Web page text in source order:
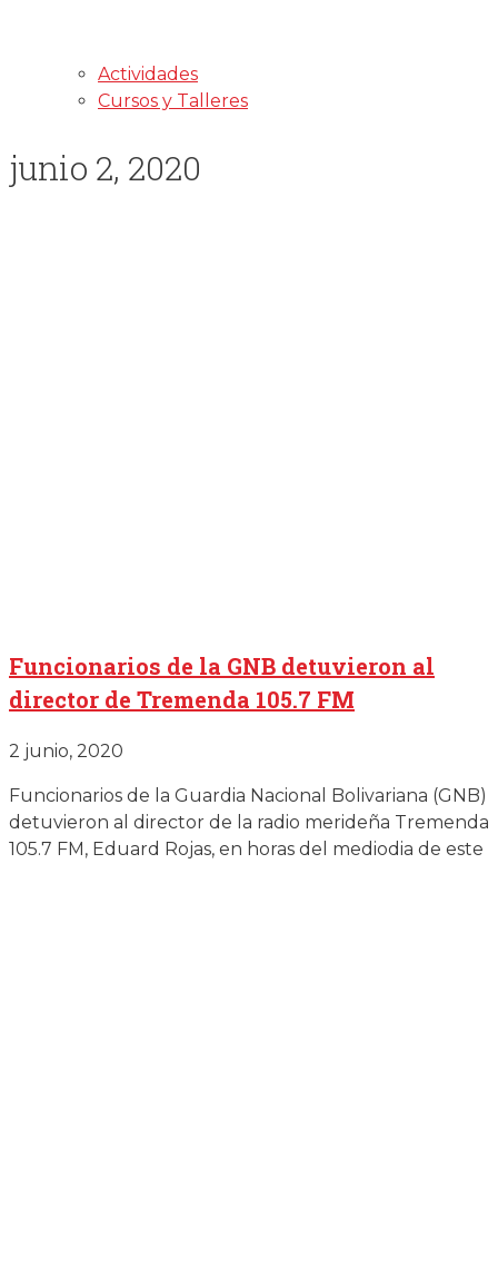
Actividades
Cursos y Talleres
junio 2, 2020
Funcionarios de la GNB detuvieron al
director de Tremenda 105.7 FM
2 junio, 2020
Funcionarios de la Guardia Nacional Bolivariana (GNB)
detuvieron al director de la radio merideña Tremenda
105.7 FM, Eduard Rojas, en horas del mediodia de este